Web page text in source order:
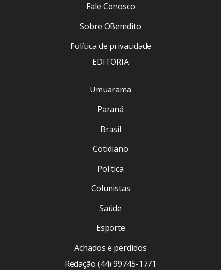
Fale Conosco
Sobre OBemdito
Política de privacidade
EDITORIA
Umuarama
Paraná
Brasil
Cotidiano
Política
Colunistas
Saúde
Esporte
Achados e perdidos
Redação (44) 99745-1771